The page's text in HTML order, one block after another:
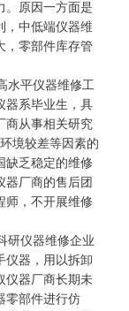
。原因一方面是
，中低端仪器维
，零部件库存管
水平仪器维修工
器系毕业生，具
商从事相关研究
境较差等因素的
缺乏稳定的维修
器厂商的售后团
师，不开展维修
研仪器维修企业
仪器，用以拆卸
仪器厂商长期未
零部件进行仿